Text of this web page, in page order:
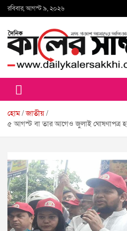
Skip
to
রবিবার, আগস্ট ৯, ২০২৬
কালের সাক্ষী
হোম জাতীয়
৫ আগস্ট বা তার আগেও জুলাই ঘোষণাপত্র